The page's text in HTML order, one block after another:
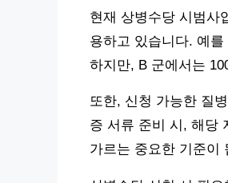
현재 상병수당 시범사
용하고 있습니다. 예
하지만, B 군에서는
또한, 신청 가능한 질
증 서류 준비 시, 해당
가르는 중요한 기준이